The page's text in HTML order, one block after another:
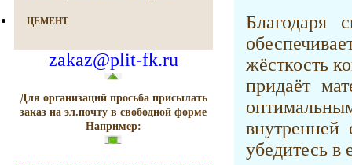
ЦЕМЕНТ
zakaz@plit-fk.ru
Для организаций просьба присылать
заказ на эл.почту в свободной форме
Например:
Благодаря
жёсткость
придаёт
убедитесь в